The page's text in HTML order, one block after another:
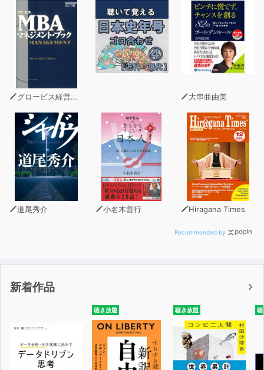
者チームの研究で、
才能に関する従来の考え方が覆されつつあります。
才能は遺伝よりむしろ「行動」によって決定されると考え
られるようになってきています。
そして、才能の開発に必要なことは“脳を成長させるこ
と”なのです。
・どうやって自分と周囲の人の才能をみいだすか？
・どうやって最小の時間で最大の上達をとげるか？
・どうやって様々な戦略、方式、教師のなかから自分にも
っとも合うものを選ぶか？
本作品では、多くの「才能開発」機関のつぶさな観察から
著者が学んだ、
か？
自分を磨く方法、そしてあなたの子どもや部下を成長させ
る方法を身につけてみませんか？
多くの人が知らずに終わる「才能の伸ばし方」を知る、人
生を変える一作です。
グロービス経営大学院 大串亜由美
道尾秀介 小名木善行 Hiragana Times
Recommended by
新着作品
聴き放題 聴き放題 聴